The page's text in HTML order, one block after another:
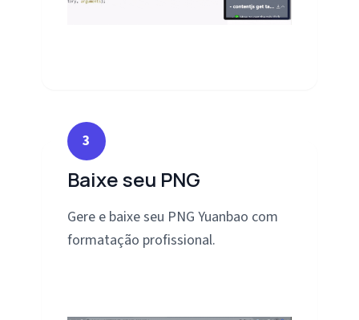
3
Baixe seu PNG
Gere e baixe seu PNG Yuanbao com
formatação profissional.